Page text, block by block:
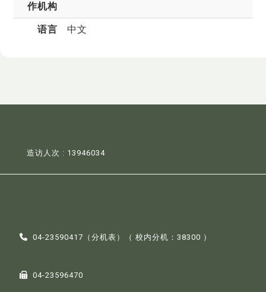
作机构
语言 中文
造访人次 : 13946034
04-23590417（分机表 ）（ 校内分机：38300 ）
04-23596470